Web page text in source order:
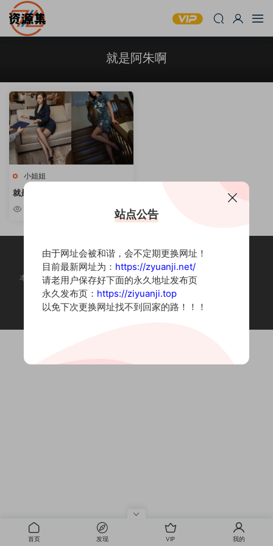
就是阿朱啊
小姐姐
就是阿朱啊 – 气质模特写真合集
[持续更新]
本站为摄影写真图片网站，内容来自网络收集整理，仅作个人学习使用。
如有违法内容请联系删除
Copyright © 2022 资源集
首页 发现 VIP 我的
站点公告
由于网址会被和谐，会不定期更换网址！
目前最新网址为： https://zyuanji.net/
请老用户保存好下面的永久地址发布页
永久发布页： https://ziyuanji.top
以免下次更换网址找不到回家的路！！！